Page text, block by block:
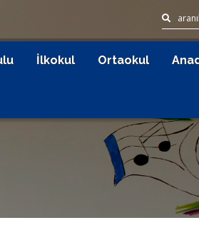
İlkokul Ortaokul